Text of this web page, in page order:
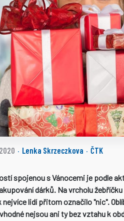
· Lenka Skrzeczkova · ČTK
spojenou s Vánocemi je podle
dárků. Na vrcholu
nejvíce lidí přitom označilo "nic".
nejsou ani ty bez vztahu k